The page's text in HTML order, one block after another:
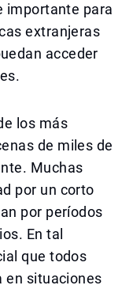
importante para
extranjeras
acceder
los más
de miles de
Muchas
por un corto
por períodos
En tal
que todos
en situaciones